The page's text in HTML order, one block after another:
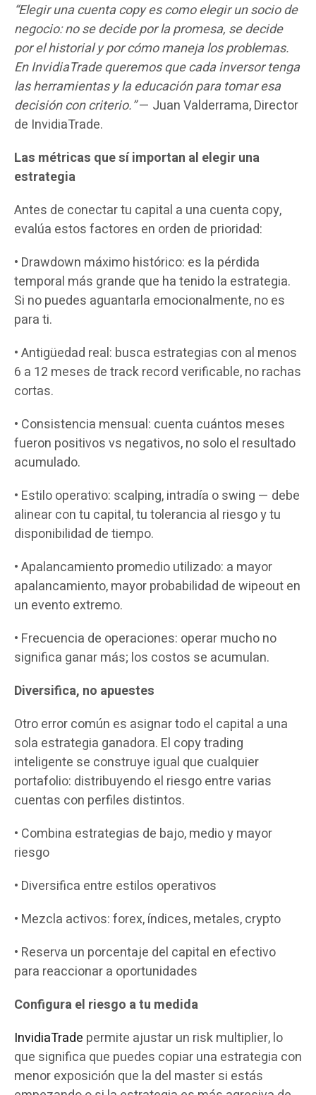
“Elegir una cuenta copy es como elegir un socio de
negocio: no se decide por la promesa, se decide
por el historial y por cómo maneja los problemas.
En InvidiaTrade queremos que cada inversor tenga
las herramientas y la educación para tomar esa
decisión con criterio.”— Juan Valderrama, Director
de InvidiaTrade.
Las métricas que sí importan al elegir una
estrategia
Antes de conectar tu capital a una cuenta copy,
evalúa estos factores en orden de prioridad:
• Drawdown máximo histórico: es la pérdida
temporal más grande que ha tenido la estrategia.
Si no puedes aguantarla emocionalmente, no es
para ti.
• Antigüedad real: busca estrategias con al menos
6 a 12 meses de track record verificable, no rachas
cortas.
• Consistencia mensual: cuenta cuántos meses
fueron positivos vs negativos, no solo el resultado
acumulado.
• Estilo operativo: scalping, intradía o swing — debe
alinear con tu capital, tu tolerancia al riesgo y tu
disponibilidad de tiempo.
• Apalancamiento promedio utilizado: a mayor
apalancamiento, mayor probabilidad de wipeout en
un evento extremo.
• Frecuencia de operaciones: operar mucho no
significa ganar más; los costos se acumulan.
Diversifica, no apuestes
Otro error común es asignar todo el capital a una
sola estrategia ganadora. El copy trading
inteligente se construye igual que cualquier
portafolio: distribuyendo el riesgo entre varias
cuentas con perfiles distintos.
• Combina estrategias de bajo, medio y mayor
riesgo
• Diversifica entre estilos operativos
• Mezcla activos: forex, índices, metales, crypto
• Reserva un porcentaje del capital en efectivo
para reaccionar a oportunidades
Configura el riesgo a tu medida
InvidiaTrade permite ajustar un risk multiplier, lo
que significa que puedes copiar una estrategia con
menor exposición que la del master si estás